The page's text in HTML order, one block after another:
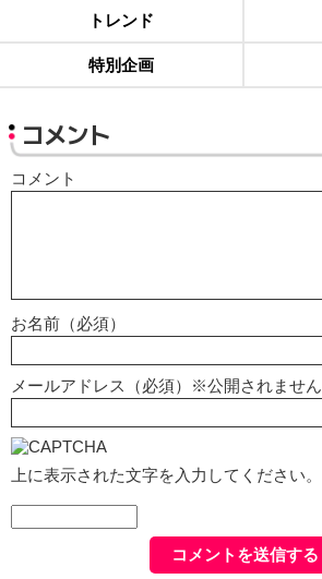
トレンド
特別企画
コメント
コメント
お名前（必須）
メールアドレス（必須）※公開されません
上に表示された文字を入力してください。